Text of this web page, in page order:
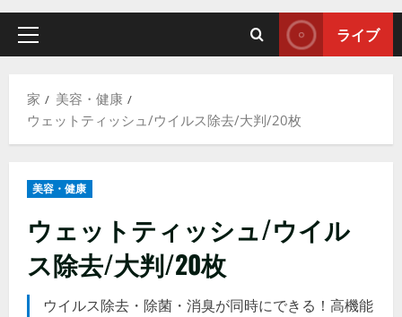
ス
ッ
す
プ
マ
リ
ュ
ライブ
家
美容・健康
ウェットティッシュ/ウイルス除去/大判/20枚
美容・健康
ウェットティッシュ/ウイル
ス除去/大判/20枚
ウイルス除去・除菌・消臭が同時にできる！高機能